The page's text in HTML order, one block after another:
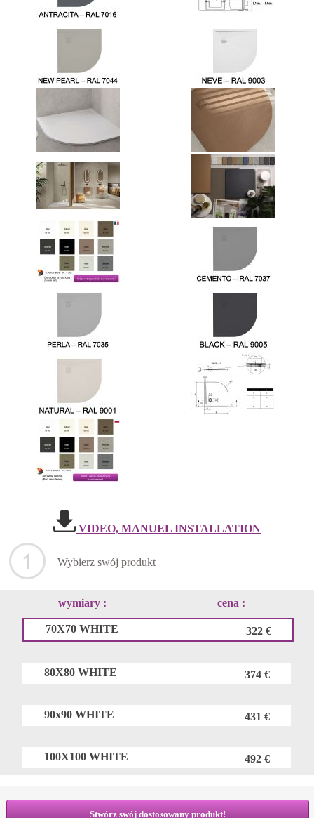
VIDEO, MANUEL INSTALLATION
Wybierz swój produkt
wymiary : cena :
70X70 WHITE 322 €
80X80 WHITE 374 €
90x90 WHITE 431 €
100X100 WHITE 492 €
Stwórz swój dostosowany produkt!